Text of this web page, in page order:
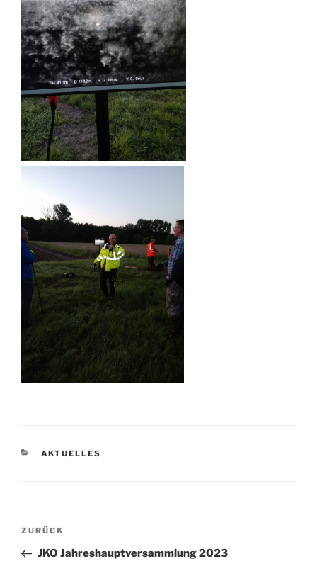
KATEGORIEN
AKTUELLES
Beitragsnavigation
Vorheriger
Beitrag
ZURÜCK
JKO Jahreshauptversammlung 2023